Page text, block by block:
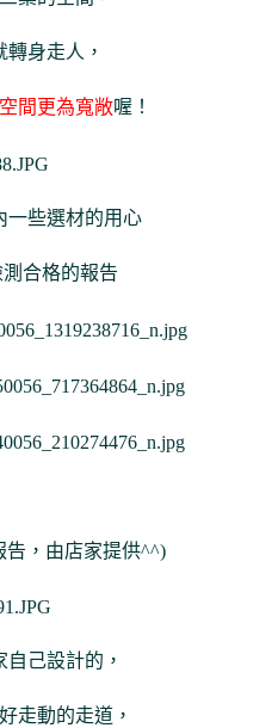
身走人，
間更為寬敞喔！
一些選材的用心
合格的報告
告，由店家提供^^)
己設計的，
走動的走道，